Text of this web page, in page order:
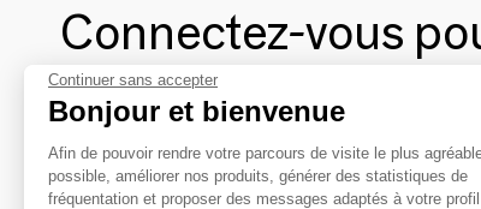
Connectez-vous
contacter les
Afin de profiter au mieux de l'expérience MOM et
avec vos marques préférées, créez-vous un
Continuer sans accepter
Bonjour et bienvenue
Afin de pouvoir rendre votre parcours de visite le plus
possible, améliorer nos produits, générer des statistiques de
fréquentation et proposer des messages adaptés à votre